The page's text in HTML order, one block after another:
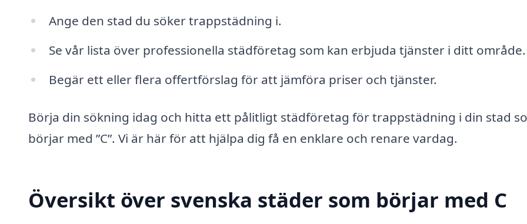
Ange den stad du söker trappstädning i.
Se vår lista över professionella städföretag som kan erbjuda tjänster i ditt område.
Begär ett eller flera offertförslag för att jämföra priser och tjänster.
Börja din sökning idag och hitta ett pålitligt städföretag för trappstädning i din stad
börjar med ”C”. Vi är här för att hjälpa dig få en enklare och renare vardag.
Översikt över svenska städer som börjar med C